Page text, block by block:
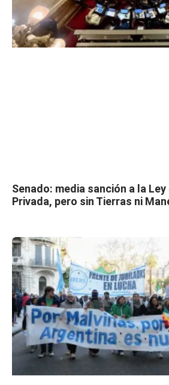
Senado: media sanción a la
Privada, pero sin Tierras ni